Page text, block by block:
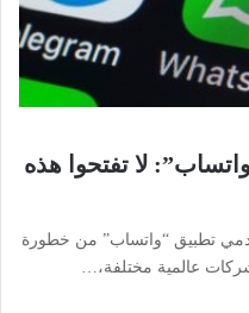
لا تفتحوا هذه
تطبيق “واتساب” من خطورة
عالمية مختلفة،…